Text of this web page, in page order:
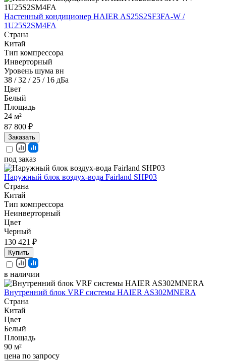
Настенный кондиционер HAIER AS25S2SF3FA-W /
1U25S2SM4FA
Страна
Китай
Тип компрессора
Инверторный
Уровень шума вн
38 / 32 / 25 / 16 дБа
Цвет
Белый
Площадь
24 м²
87 800 ₽
Заказать
под заказ
Наружный блок воздух-вода Fairland SHP03
Страна
Китай
Тип компрессора
Неинверторный
Цвет
Черный
130 421 ₽
Купить
в наличии
Внутренний блок VRF системы HAIER AS302MNERA
Страна
Китай
Цвет
Белый
Площадь
90 м²
цена по запросу